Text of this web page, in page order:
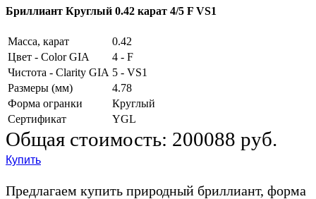
Бриллиант Круглый 0.42 карат 4/5 F VS1
Масса, карат
0.42
Цвет - Color GIA
4 - F
Чистота - Clarity GIA 5 - VS1
Размеры (мм)
4.78
Форма огранки
Круглый
Сертификат
YGL
Общая стоимость: 200088 руб.
Купить
Предлагаем купить природный бриллиант, форма